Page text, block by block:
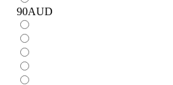
90AUD